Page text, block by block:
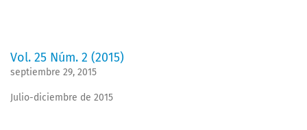
Vol. 25 Núm. 2 (2015)
septiembre 29, 2015
Julio-diciembre de 2015